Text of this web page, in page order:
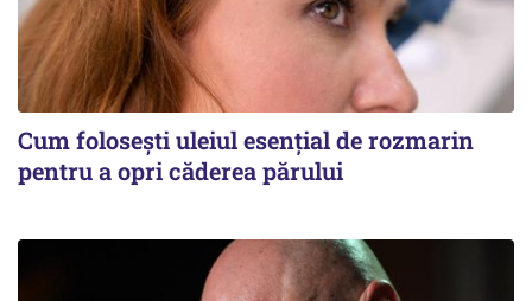
Cum folosești uleiul esențial de rozmarin
pentru a opri căderea părului